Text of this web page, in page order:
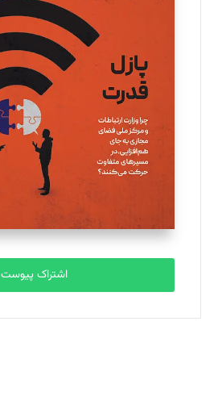
یسنا امان‌پور
تحریریه
ملینا جعفری
تحریریه
مصطفی مسجدی آرانی
تحریریه
بابک نقاش
تحریریه
اشتراک پیوست